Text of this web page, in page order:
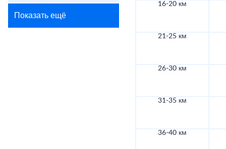
Показать ещё
16-20 км
21-25 км
26-30 км
31-35 км
36-40 км